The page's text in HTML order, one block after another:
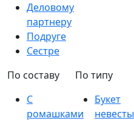
Деловому
партнеру
Подруге
Сестре
По составу
С
ромашками
По типу
Букет
невесты